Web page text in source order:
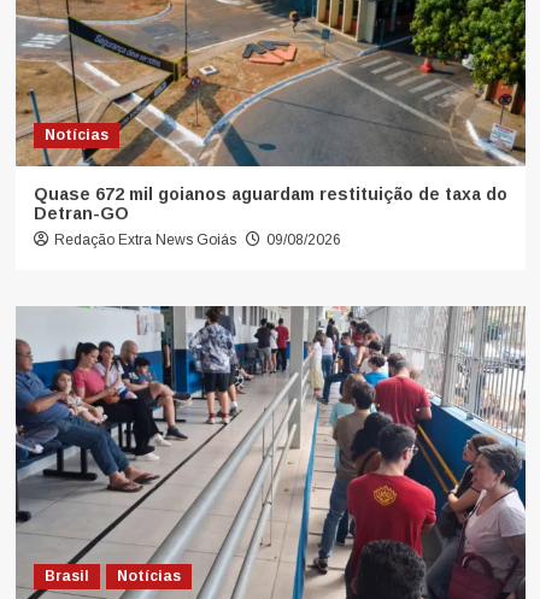
Notícias
Quase 672 mil goianos aguardam restituição de taxa do
Detran-GO
Redação Extra News Goiás 09/08/2026
Brasil Notícias